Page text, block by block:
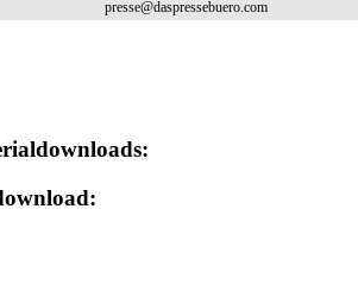
presse@daspressebuero.com